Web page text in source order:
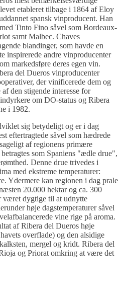
etableret tilbage i 1864 af Eloy
spansk vinproducent. Han
Tinto Fino såvel som Bordeaux-
samt Malbec. Chaves
blandinger, som havde en
inspirerede andre vinproducenter
markedsføre deres egen vin.
del Dueros vinproducenter
der vinificerede dem og
den stigende interesse for
om DO-status og Ribera
i 1982.
sig betydeligt og er i dag
eftertragtede såvel som hædrede
af regionens primære
som Spaniens "ædle drue",
Denne drue trivedes i
med ekstreme temperaturer:
Ydermere kan regionen i dag prale
20.000 hektar og ca. 300
været dygtige til at udnytte
høje dagstemperaturer såvel
vine rige på aroma.
af Ribera del Dueros høje
overflade) og den alsidige
mergel og kridt. Ribera del
og Priorat omkring at være det